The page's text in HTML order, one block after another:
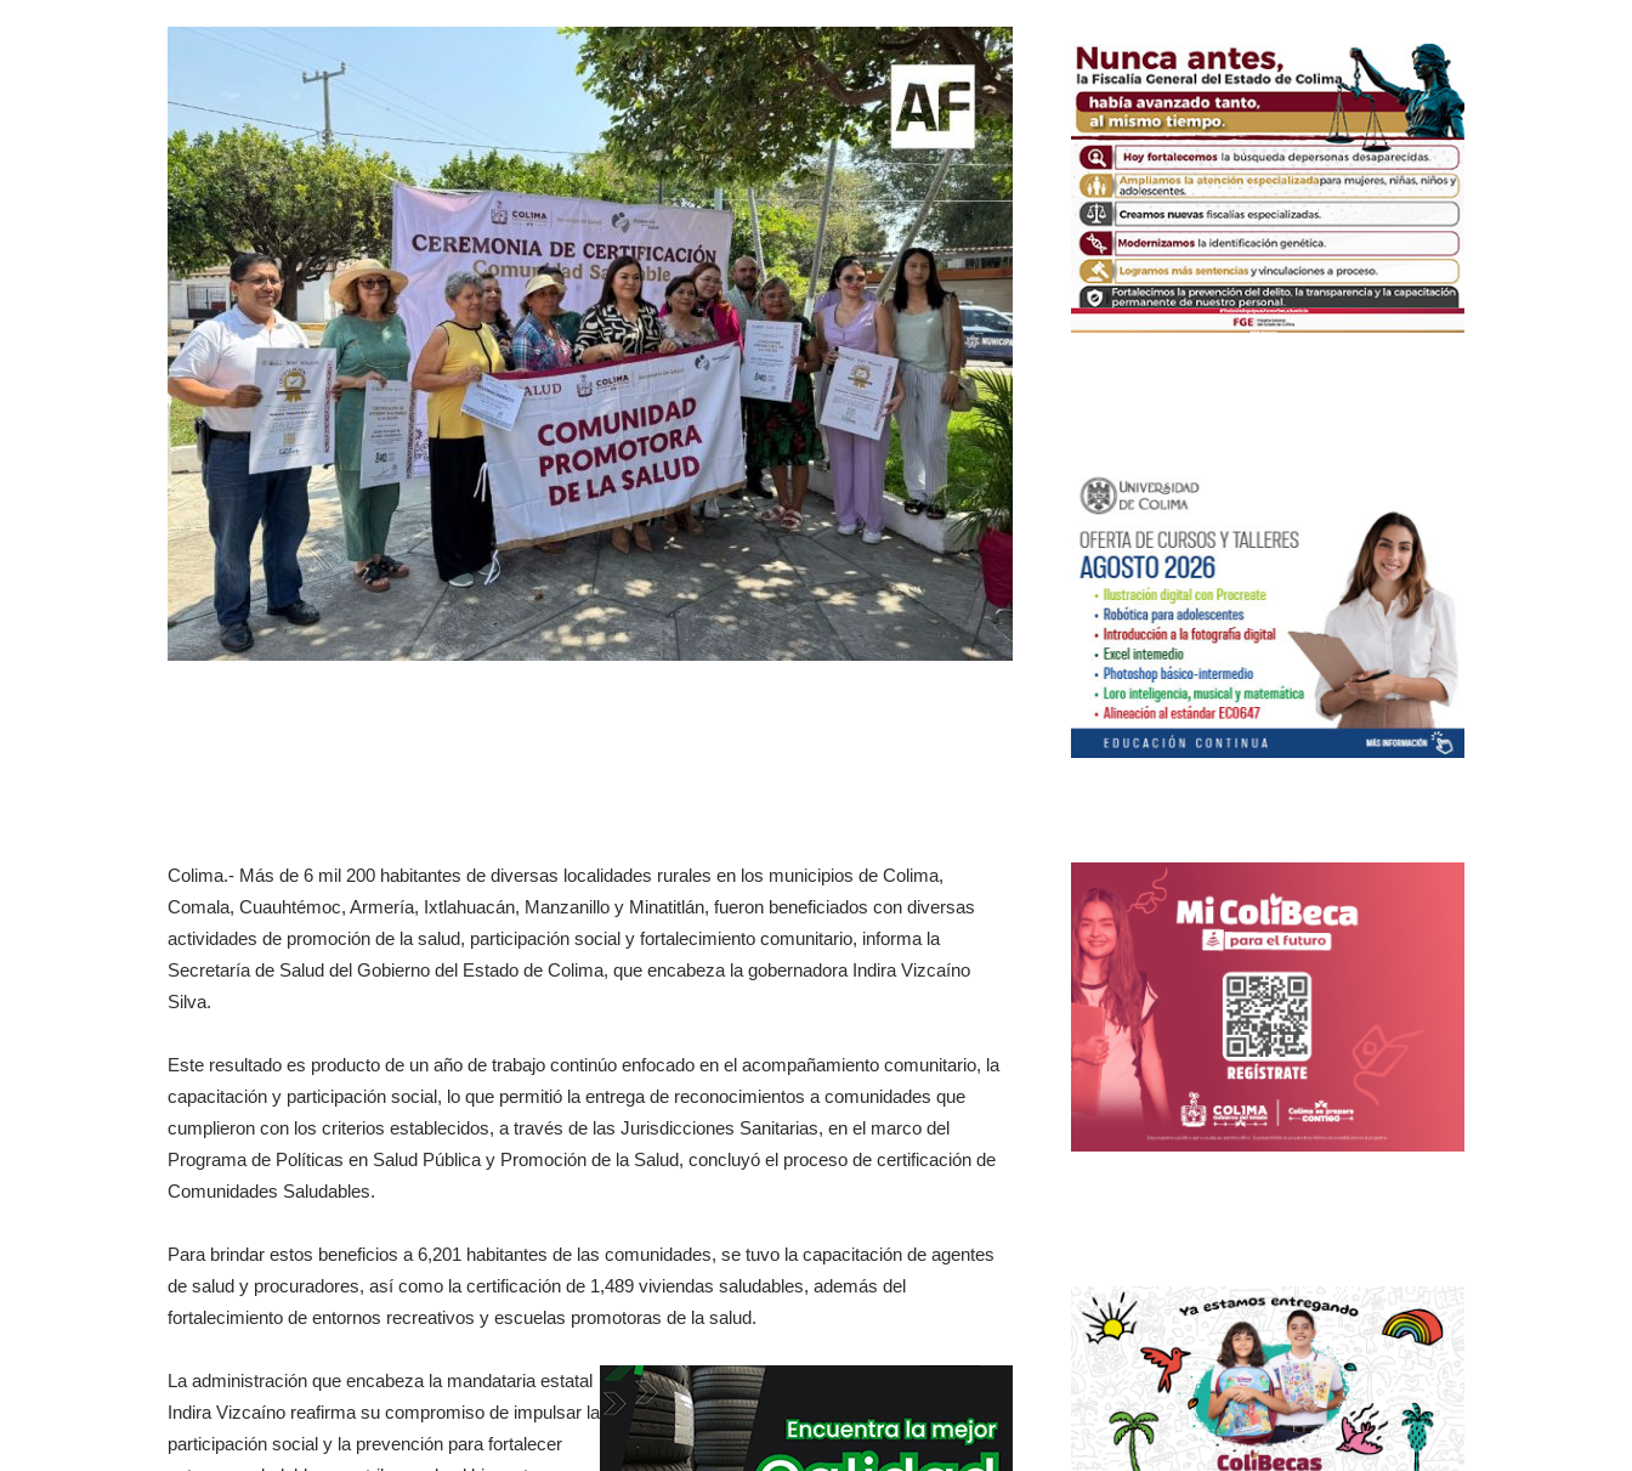
Colima.- Más de 6 mil 200 habitantes de diversas localidades rurales en los municipios de Colima,
Comala, Cuauhtémoc, Armería, Ixtlahuacán, Manzanillo y Minatitlán, fueron beneficiados con diversas
actividades de promoción de la salud, participación social y fortalecimiento comunitario, informa la
Secretaría de Salud del Gobierno del Estado de Colima, que encabeza la gobernadora Indira Vizcaíno
Silva.
Este resultado es producto de un año de trabajo continúo enfocado en el acompañamiento comunitario, la
capacitación y participación social, lo que permitió la entrega de reconocimientos a comunidades que
cumplieron con los criterios establecidos, a través de las Jurisdicciones Sanitarias, en el marco del
Programa de Políticas en Salud Pública y Promoción de la Salud, concluyó el proceso de certificación de
Comunidades Saludables.
Para brindar estos beneficios a 6,201 habitantes de las comunidades, se tuvo la capacitación de agentes
de salud y procuradores, así como la certificación de 1,489 viviendas saludables, además del
fortalecimiento de entornos recreativos y escuelas promotoras de la salud.
La administración que encabeza la mandataria estatal
Indira Vizcaíno reafirma su compromiso de impulsar la
participación social y la prevención para fortalecer